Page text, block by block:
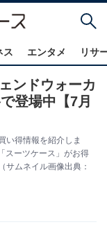
ス エンタメ リサ
ンドウォーカ
登場中【7月
い得情報を紹介しま
スーツケース」がお得
サムネイル画像出典：